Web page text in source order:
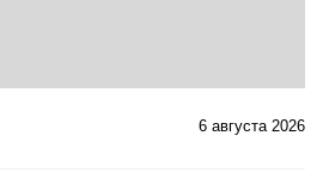
6 августа 2026